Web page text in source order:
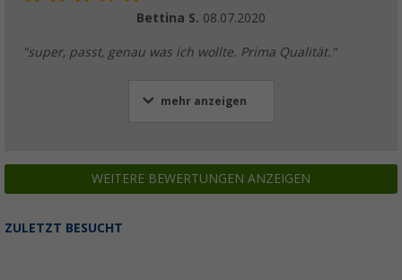
Bettina S. 08.07.2020
"super, passt, genau was ich wollte. Prima Qualität."
mehr anzeigen
WEITERE BEWERTUNGEN ANZEIGEN
ZULETZT BESUCHT